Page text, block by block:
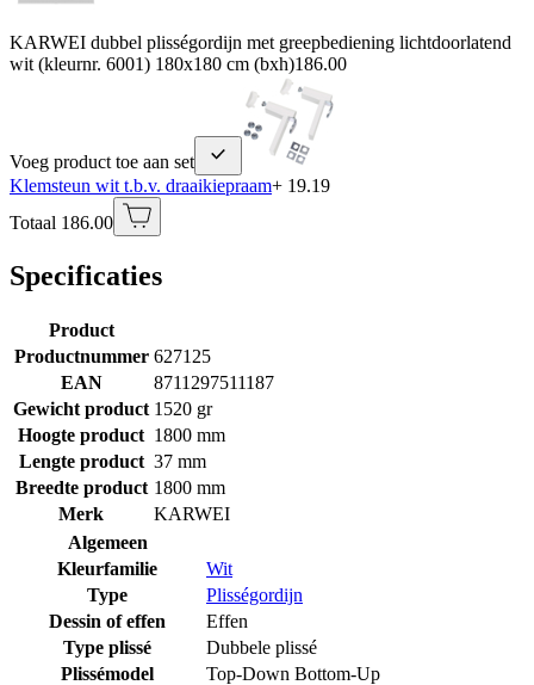
KARWEI dubbel plisségordijn met greepbediening lichtdoorlatend
wit (kleurnr. 6001) 180x180 cm (bxh)186.00
Voeg product toe aan set
Klemsteun wit t.b.v. draaikiepraam+ 19.19
Totaal 186.00
Specificaties
Product
Productnummer 627125
EAN
8711297511187
Gewicht product 1520 gr
Hoogte product 1800 mm
Lengte product 37 mm
Breedte product 1800 mm
Merk
KARWEI
Algemeen
Kleurfamilie
Wit
Type
Plisségordijn
Dessin of effen
Effen
Type plissé
Dubbele plissé
Plissémodel
Top-Down Bottom-Up